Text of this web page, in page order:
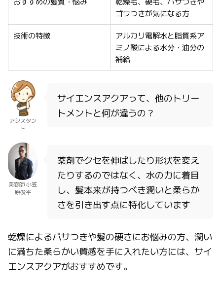
ゴワつきが気になる方
技術の特徴
アルカリ電解水と脂質系ア
ミノ酸による水分・油分の
補給
アシスタン
ト
サイエンスアクアって、他のトリー
トメントと何が違うの？
美容師 小笠
原俊平
薬剤でクセを伸ばしたり形状を変え
たりするのではなく、水の力に着目
し、髪本来が持つべき潤いと柔らか
さを引き出す点に特化しています
乾燥によるパサつきや髪の硬さにお悩みの方、潤い
に満ちた柔らかい質感を手に入れたい方には、サイ
エンスアクアがおすすめです。